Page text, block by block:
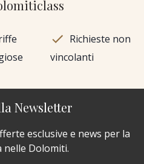
Richieste non
vincolanti
Newsletter
esclusive e news per la
nelle Dolomiti.